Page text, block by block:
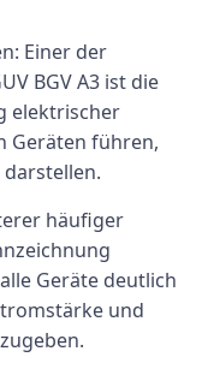
Einer der
BGV A3 ist die
elektrischer
Geräten führen,
häufiger
Geräte deutlich
und